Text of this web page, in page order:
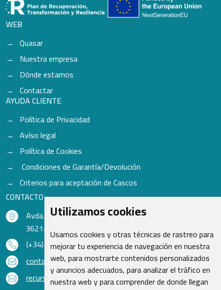
Utilizamos cookies
Usamos cookies y otras técnicas de rastreo para
mejorar tu experiencia de navegación en nuestra
web, para mostrarte contenidos personalizados
y anuncios adecuados, para analizar el tráfico en
nuestra web y para comprender de donde llegan
WEB
Quasar
Nuestra empresa
Dónde estamos
Contactar
AYUDA CLIENTE
Política de Privacidad
Avíso legal
Política de Cookies
Condiciones de Garantía/Devolución
Criterios para aceptación de Cascos
CONTACTO
Avda. do Freixo - Sardoma, 13
36214 Vigo - Pontevedra - España
(+34) 986 48 16 33
contacto@qsr.es
recursoshumanos@qsr.es